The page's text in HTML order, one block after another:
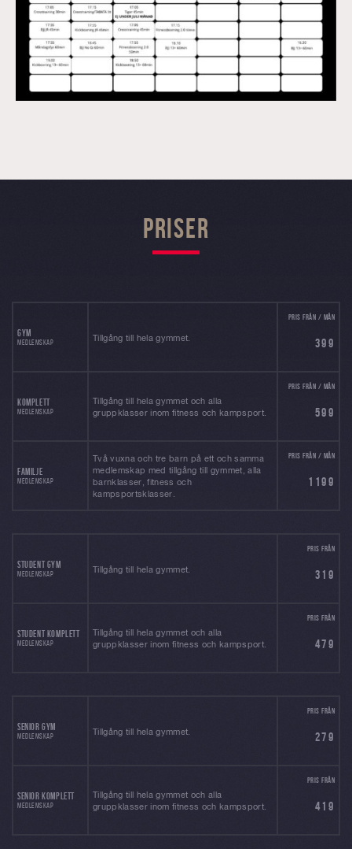
PRISER
GYM
MEDLEMSKAP Tillgång till hela gymmet.
PRIS FRÅN / MÅN
399
KOMPLETT
MEDLEMSKAP
Tillgång till hela gymmet och alla
gruppklasser inom fitness och kampsport.
PRIS FRÅN / MÅN
599
FAMILJE
MEDLEMSKAP
Två vuxna och tre barn på ett och samma
medlemskap med tillgång till gymmet, alla
barnklasser, fitness och
kampsportsklasser.
PRIS FRÅN / MÅN
1199
STUDENT GYM
MEDLEMSKAP Tillgång till hela gymmet.
PRIS FRÅN
319
STUDENT KOMPLETT
MEDLEMSKAP
Tillgång till hela gymmet och alla
gruppklasser inom fitness och kampsport.
PRIS FRÅN
479
SENIOR GYM
MEDLEMSKAP Tillgång till hela gymmet.
PRIS FRÅN
279
SENIOR KOMPLETT
MEDLEMSKAP
Tillgång till hela gymmet och alla
gruppklasser inom fitness och kampsport.
PRIS FRÅN
419